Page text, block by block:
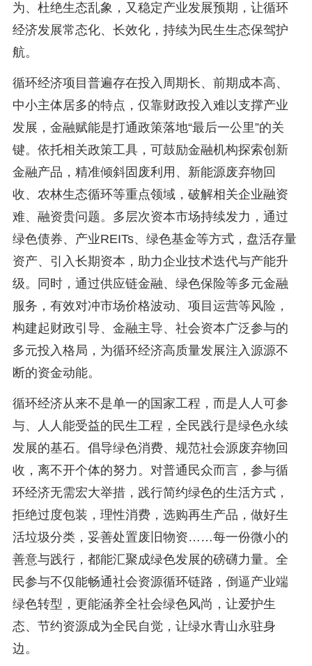
为、杜绝生态乱象，又稳定产业发展预期，让循环
经济发展常态化、长效化，持续为民生生态保驾护
航。
循环经济项目普遍存在投入周期长、前期成本高、
中小主体居多的特点，仅靠财政投入难以支撑产业
发展，金融赋能是打通政策落地“最后一公里”的关
键。依托相关政策工具，可鼓励金融机构探索创新
金融产品，精准倾斜固废利用、新能源废弃物回
收、农林生态循环等重点领域，破解相关企业融资
难、融资贵问题。多层次资本市场持续发力，通过
绿色债券、产业REITs、绿色基金等方式，盘活存量
资产、引入长期资本，助力企业技术迭代与产能升
级。同时，通过供应链金融、绿色保险等多元金融
服务，有效对冲市场价格波动、项目运营等风险，
构建起财政引导、金融主导、社会资本广泛参与的
多元投入格局，为循环经济高质量发展注入源源不
断的资金动能。
循环经济从来不是单一的国家工程，而是人人可参
与、人人能受益的民生工程，全民践行是绿色永续
发展的基石。倡导绿色消费、规范社会源废弃物回
收，离不开个体的努力。对普通民众而言，参与循
环经济无需宏大举措，践行简约绿色的生活方式，
拒绝过度包装，理性消费，选购再生产品，做好生
活垃圾分类，妥善处置废旧物资……每一份微小的
善意与践行，都能汇聚成绿色发展的磅礴力量。全
民参与不仅能畅通社会资源循环链路，倒逼产业端
绿色转型，更能涵养全社会绿色风尚，让爱护生
态、节约资源成为全民自觉，让绿水青山永驻身
边。